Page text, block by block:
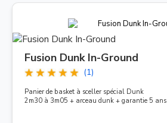
Fusion Dunk In-Ground
(1)
Panier de basket à sceller spécial Dunk
2m30 à 3m05 + arceau dunk + garantie 5 ans